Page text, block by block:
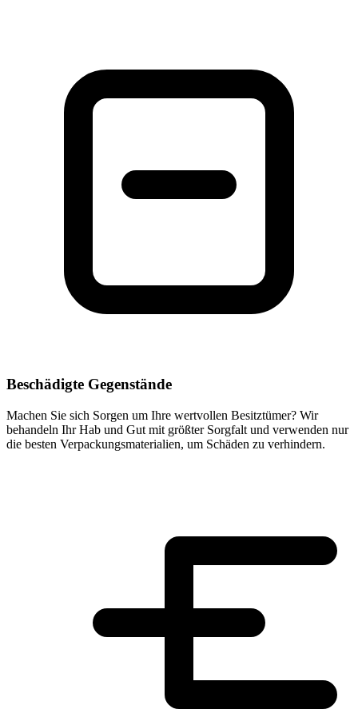
Beschädigte Gegenstände
Machen Sie sich Sorgen um Ihre wertvollen Besitztümer? Wir
behandeln Ihr Hab und Gut mit größter Sorgfalt und verwenden nur
die besten Verpackungsmaterialien, um Schäden zu verhindern.